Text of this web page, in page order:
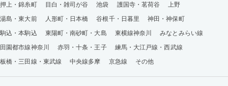
押上・錦糸町
目白・雑司が谷 池袋 護国寺・茗荷谷
上野
湯島・東大前
人形町・日本橋 谷根千・日暮里
神田・神保町
駒込・本駒込
東陽町・南砂町・大島 東横線神奈川
みなとみらい線
田園都市線神奈川
赤羽・十条・王子
練馬・大江戸線・西武線
板橋・三田線・東武線
中央線多摩 京急線 その他